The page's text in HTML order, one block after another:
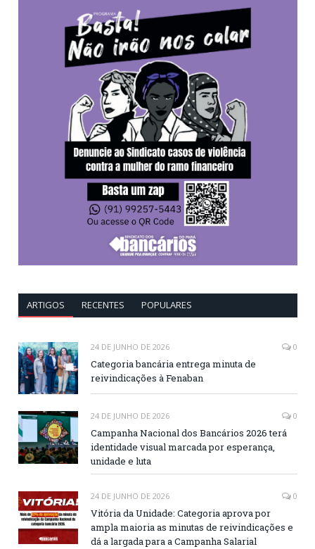
ARTIGOS RECENTES POPULARES
24 DE JUNHO DE 2026 0
Categoria bancária entrega minuta de
reivindicações à Fenaban
24 DE JUNHO DE 2026 0
Campanha Nacional dos Bancários 2026 terá
identidade visual marcada por esperança,
unidade e luta
24 DE JUNHO DE 2026 0
Vitória da Unidade: Categoria aprova por
ampla maioria as minutas de reivindicações e
dá a largada para a Campanha Salarial